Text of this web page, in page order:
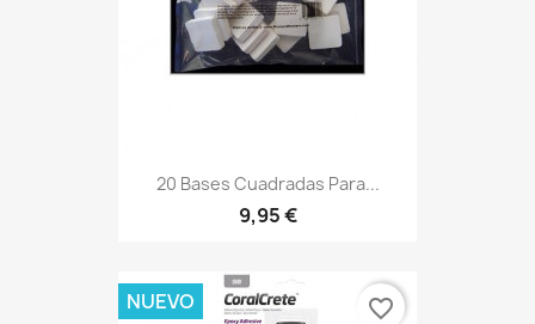
20 Bases Cuadradas Para...
9,95 €
NUEVO favorite_border